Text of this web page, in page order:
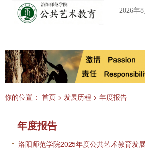
2026年
你的位置： 首页 > 发展历程 > 年度报告
年度报告
洛阳师范学院2025年度公共艺术教育发